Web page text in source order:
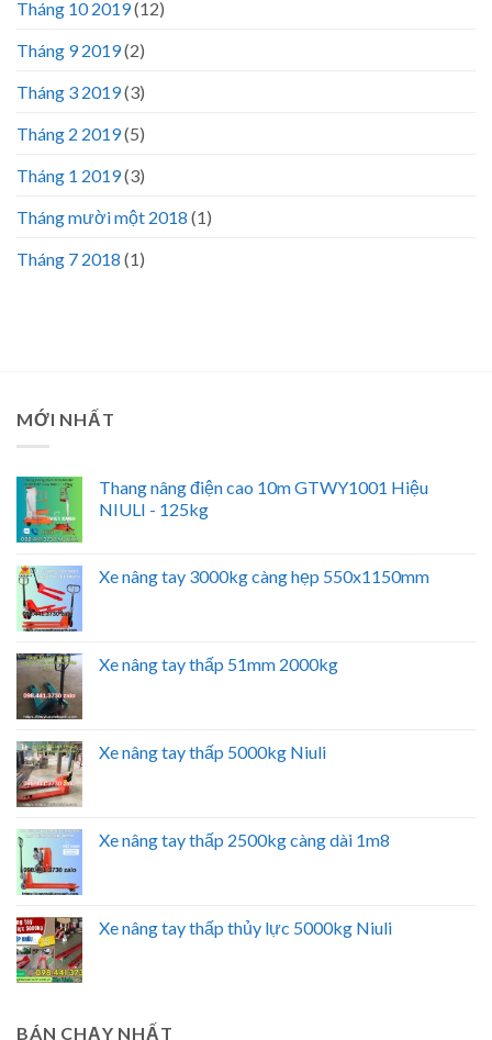
Tháng 10 2019(12)
Tháng 9 2019(2)
Tháng 3 2019(3)
Tháng 2 2019(5)
Tháng 1 2019(3)
Tháng mười một 2018 (1)
Tháng 7 2018 (1)
MỚI NHẤT
Thang nâng điện cao 10m GTWY1001 Hiệu
NIULI - 125kg
Xe nâng tay 3000kg càng hẹp 550x1150mm
Xe nâng tay thấp 51mm 2000kg
Xe nâng tay thấp 5000kg Niuli
Xe nâng tay thấp 2500kg càng dài 1m8
Xe nâng tay thấp thủy lực 5000kg Niuli
BÁN CHẠY NHẤT